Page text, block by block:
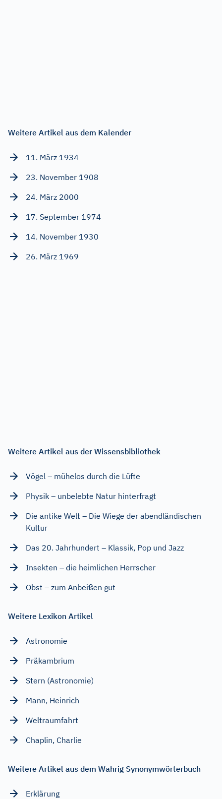
Weitere Artikel aus dem Kalender
11. März 1934
23. November 1908
24. März 2000
17. September 1974
14. November 1930
26. März 1969
Weitere Artikel aus der Wissensbibliothek
Vögel – mühelos durch die Lüfte
Physik – unbelebte Natur hinterfragt
Die antike Welt – Die Wiege der abendländischen
Kultur
Das 20. Jahrhundert – Klassik, Pop und Jazz
Insekten – die heimlichen Herrscher
Obst – zum Anbeißen gut
Weitere Lexikon Artikel
Astronomie
Präkambrium
Stern (Astronomie)
Mann, Heinrich
Weltraumfahrt
Chaplin, Charlie
Weitere Artikel aus dem Wahrig Synonymwörterbuch
Erklärung